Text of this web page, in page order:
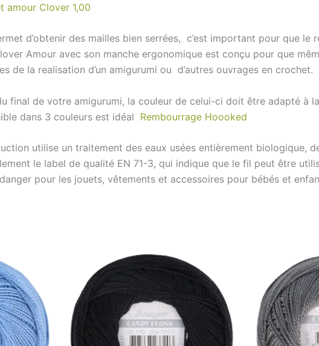
amour Clover 1,00
d’obtenir des mailles bien serrées, c’est important pour que le
Amour avec son manche ergonomique est conçu pour que
la realisation d’un amigurumi ou d’autres ouvrages en crochet.
final de votre amigurumi, la couleur de celui-ci doit être adapté à
dans 3 couleurs est idéal Rembourrage Hoooked
utilise un traitement des eaux usées entièrement biologique,
le label de qualité EN 71-3, qui indique que le fil peut être
pour les jouets, vêtements et accessoires pour bébés et